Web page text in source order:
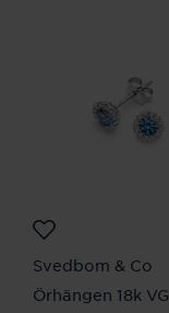
Svedbom & Co
Örhängen 18k VG